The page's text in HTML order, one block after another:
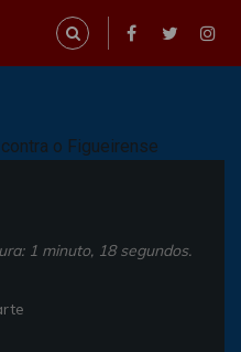
1 minuto, 18 segundos.